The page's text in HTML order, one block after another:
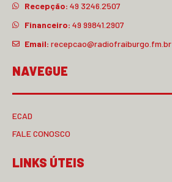
Recepção: 49 3246.2507
Financeiro: 49 99841.2907
Email: recepcao@radiofraiburgo.fm.br
NAVEGUE
ECAD
FALE CONOSCO
LINKS ÚTEIS